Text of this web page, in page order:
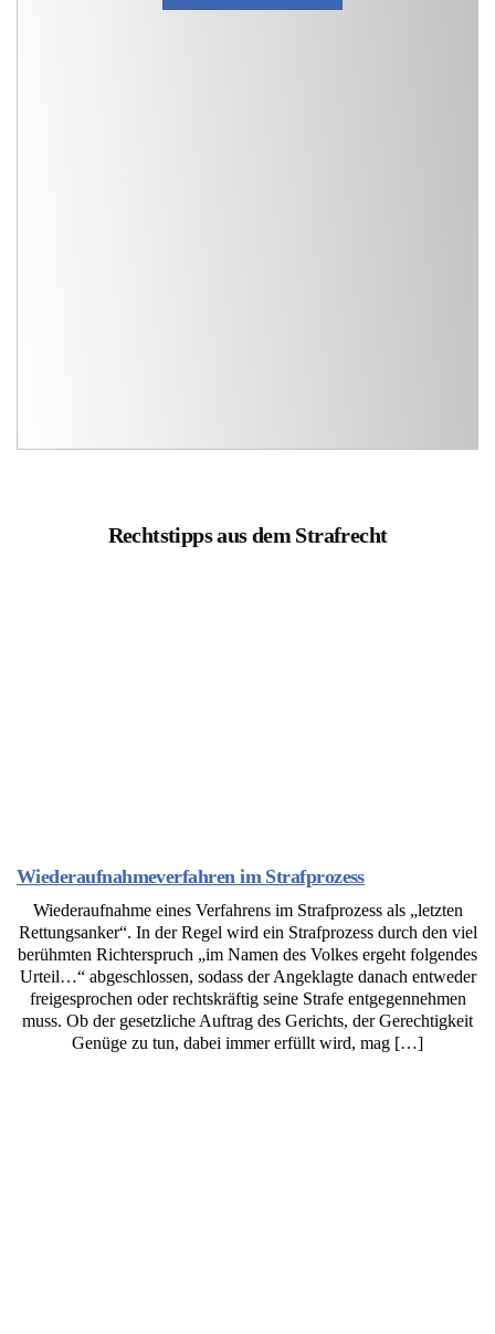
Rechtstipps aus dem Strafrecht
Wiederaufnahmeverfahren im Strafprozess
Wiederaufnahme eines Verfahrens im Strafprozess als „letzten
Rettungsanker“. In der Regel wird ein Strafprozess durch den viel
berühmten Richterspruch „im Namen des Volkes ergeht folgendes
Urteil…“ abgeschlossen, sodass der Angeklagte danach entweder
freigesprochen oder rechtskräftig seine Strafe entgegennehmen
muss. Ob der gesetzliche Auftrag des Gerichts, der Gerechtigkeit
Genüge zu tun, dabei immer erfüllt wird, mag […]